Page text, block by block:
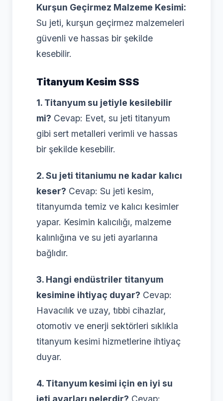
Kurşun Geçirmez Malzeme Kesimi:
Su jeti, kurşun geçirmez malzemeleri
güvenli ve hassas bir şekilde
kesebilir.
Titanyum Kesim SSS
1. Titanyum su jetiyle kesilebilir
mi? Cevap: Evet, su jeti titanyum
gibi sert metalleri verimli ve hassas
bir şekilde kesebilir.
2. Su jeti titaniumu ne kadar kalıcı
keser? Cevap: Su jeti kesim,
titanyumda temiz ve kalıcı kesimler
yapar. Kesimin kalıcılığı, malzeme
kalınlığına ve su jeti ayarlarına
bağlıdır.
3. Hangi endüstriler titanyum
kesimine ihtiyaç duyar? Cevap:
Havacılık ve uzay, tıbbi cihazlar,
otomotiv ve enerji sektörleri sıklıkla
titanyum kesimi hizmetlerine ihtiyaç
duyar.
4. Titanyum kesimi için en iyi su
jeti ayarları nelerdir? Cevap: